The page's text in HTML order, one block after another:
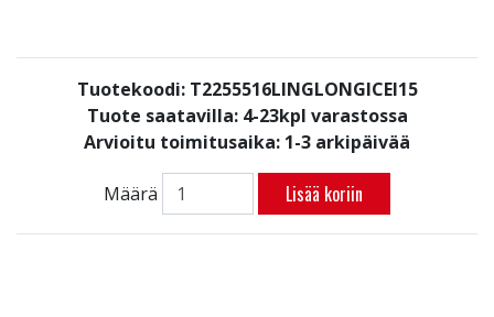
Tuotekoodi: T2255516LINGLONGICEI15
Tuote saatavilla: 4-23kpl varastossa
Arvioitu toimitusaika: 1-3 arkipäivää
Määrä Lisää koriin